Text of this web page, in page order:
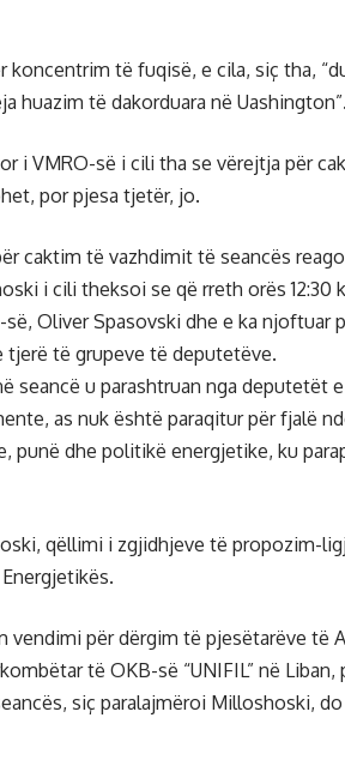
koncentrim të fuqisë, e cila, siç tha,
huazim të dakorduara në Uashington”.
i VMRO-së i cili tha se vërejtja për
por pjesa tjetër, jo.
caktim të vazhdimit të seancës
i cili theksoi se që rreth orës 12:30
Oliver Spasovski dhe e ka njoftuar
tjerë të grupeve të deputetëve.
u parashtruan nga deputetët
as nuk është paraqitur për fjalë
punë dhe politikë energjetike, ku
qëllimi i zgjidhjeve të propozim-
për dërgim të pjesëtarëve të
të OKB-së “UNIFIL” në Liban,
siç paralajmëroi Milloshoski,